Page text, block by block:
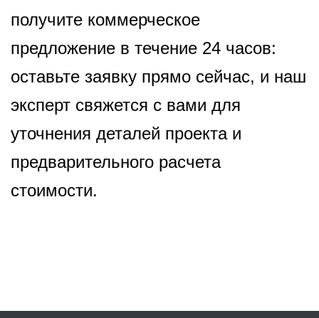
получите коммерческое
предложение в течение 24 часов:
оставьте заявку прямо сейчас, и наш
эксперт свяжется с вами для
уточнения деталей проекта и
предварительного расчета
стоимости.